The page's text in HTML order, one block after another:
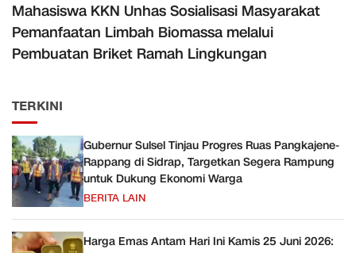
Mahasiswa KKN Unhas Sosialisasi Masyarakat
Pemanfaatan Limbah Biomassa melalui
Pembuatan Briket Ramah Lingkungan
TERKINI
Gubernur Sulsel Tinjau Progres Ruas Pangkajene-
Rappang di Sidrap, Targetkan Segera Rampung
untuk Dukung Ekonomi Warga
BERITA LAIN
Harga Emas Antam Hari Ini Kamis 25 Juni 2026: